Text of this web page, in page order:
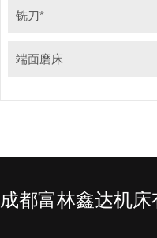
铣刀*
端面磨床
成都富林鑫达机床